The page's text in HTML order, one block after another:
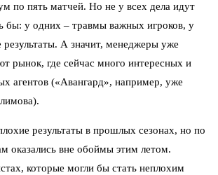
по пять матчей. Но не у всех дела идут
бы: у одних – травмы важных игроков, у
результаты. А значит, менеджеры уже
рынок, где сейчас много интересных и
агентов («Авангард», например, уже
результаты в прошлых сезонах, но по
оказались вне обоймы этим летом.
которые могли бы стать неплохим